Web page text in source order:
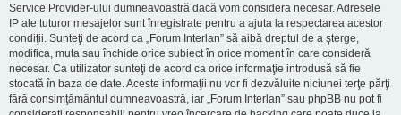
Service Provider-ului dumneavoastră dacă vom considera necesar. Adresele
IP ale tuturor mesajelor sunt înregistrate pentru a ajuta la respectarea acestor
condiţii. Sunteţi de acord ca „Forum Interlan” să aibă dreptul de a şterge,
modifica, muta sau închide orice subiect în orice moment în care consideră
necesar. Ca utilizator sunteţi de acord ca orice informaţie introdusă să fie
stocată în baza de date. Aceste informaţii nu vor fi dezvăluite niciunei terţe părţi
fără consimţământul dumneavoastră, iar „Forum Interlan” sau phpBB nu pot fi